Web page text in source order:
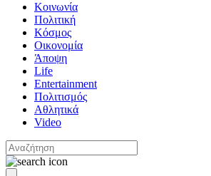
Κοινωνία
Πολιτική
Κόσμος
Οικονομία
Άποψη
Life
Entertainment
Πολιτισμός
Αθλητικά
Video